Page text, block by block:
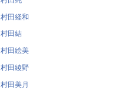
村田経和
村田結
村田絵美
村田綾野
村田美月